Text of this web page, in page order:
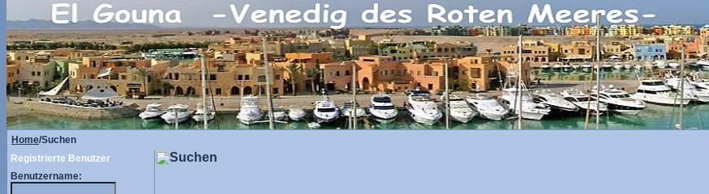
Home/Suchen
Registrierte Benutzer
Benutzername:
Suchen